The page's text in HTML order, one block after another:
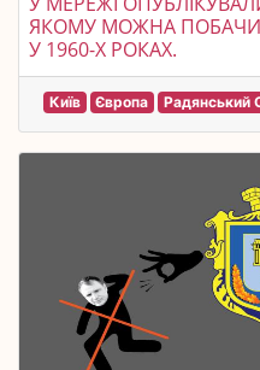
ЯКОМУ МОЖНА
У 1960-Х РОКАХ.
Київ Європа Радянський